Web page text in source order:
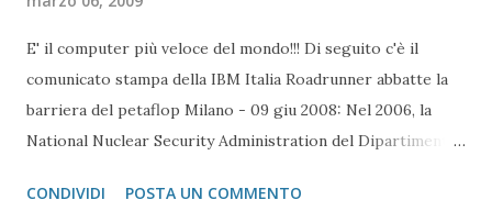
E' il computer più veloce del mondo!!! Di seguito c'è il
comunicato stampa della IBM Italia Roadrunner abbatte la
barriera del petaflop Milano - 09 giu 2008: Nel 2006, la
National Nuclear Security Administration del Dipartimento
CONDIVIDI POSTA UN COMMENTO